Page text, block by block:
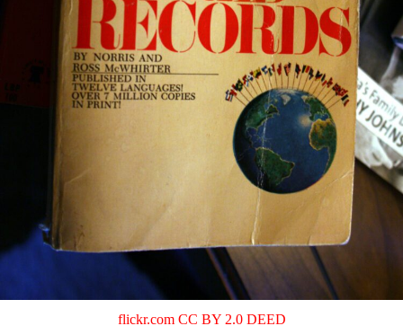
flickr.com CC BY 2.0 DEED